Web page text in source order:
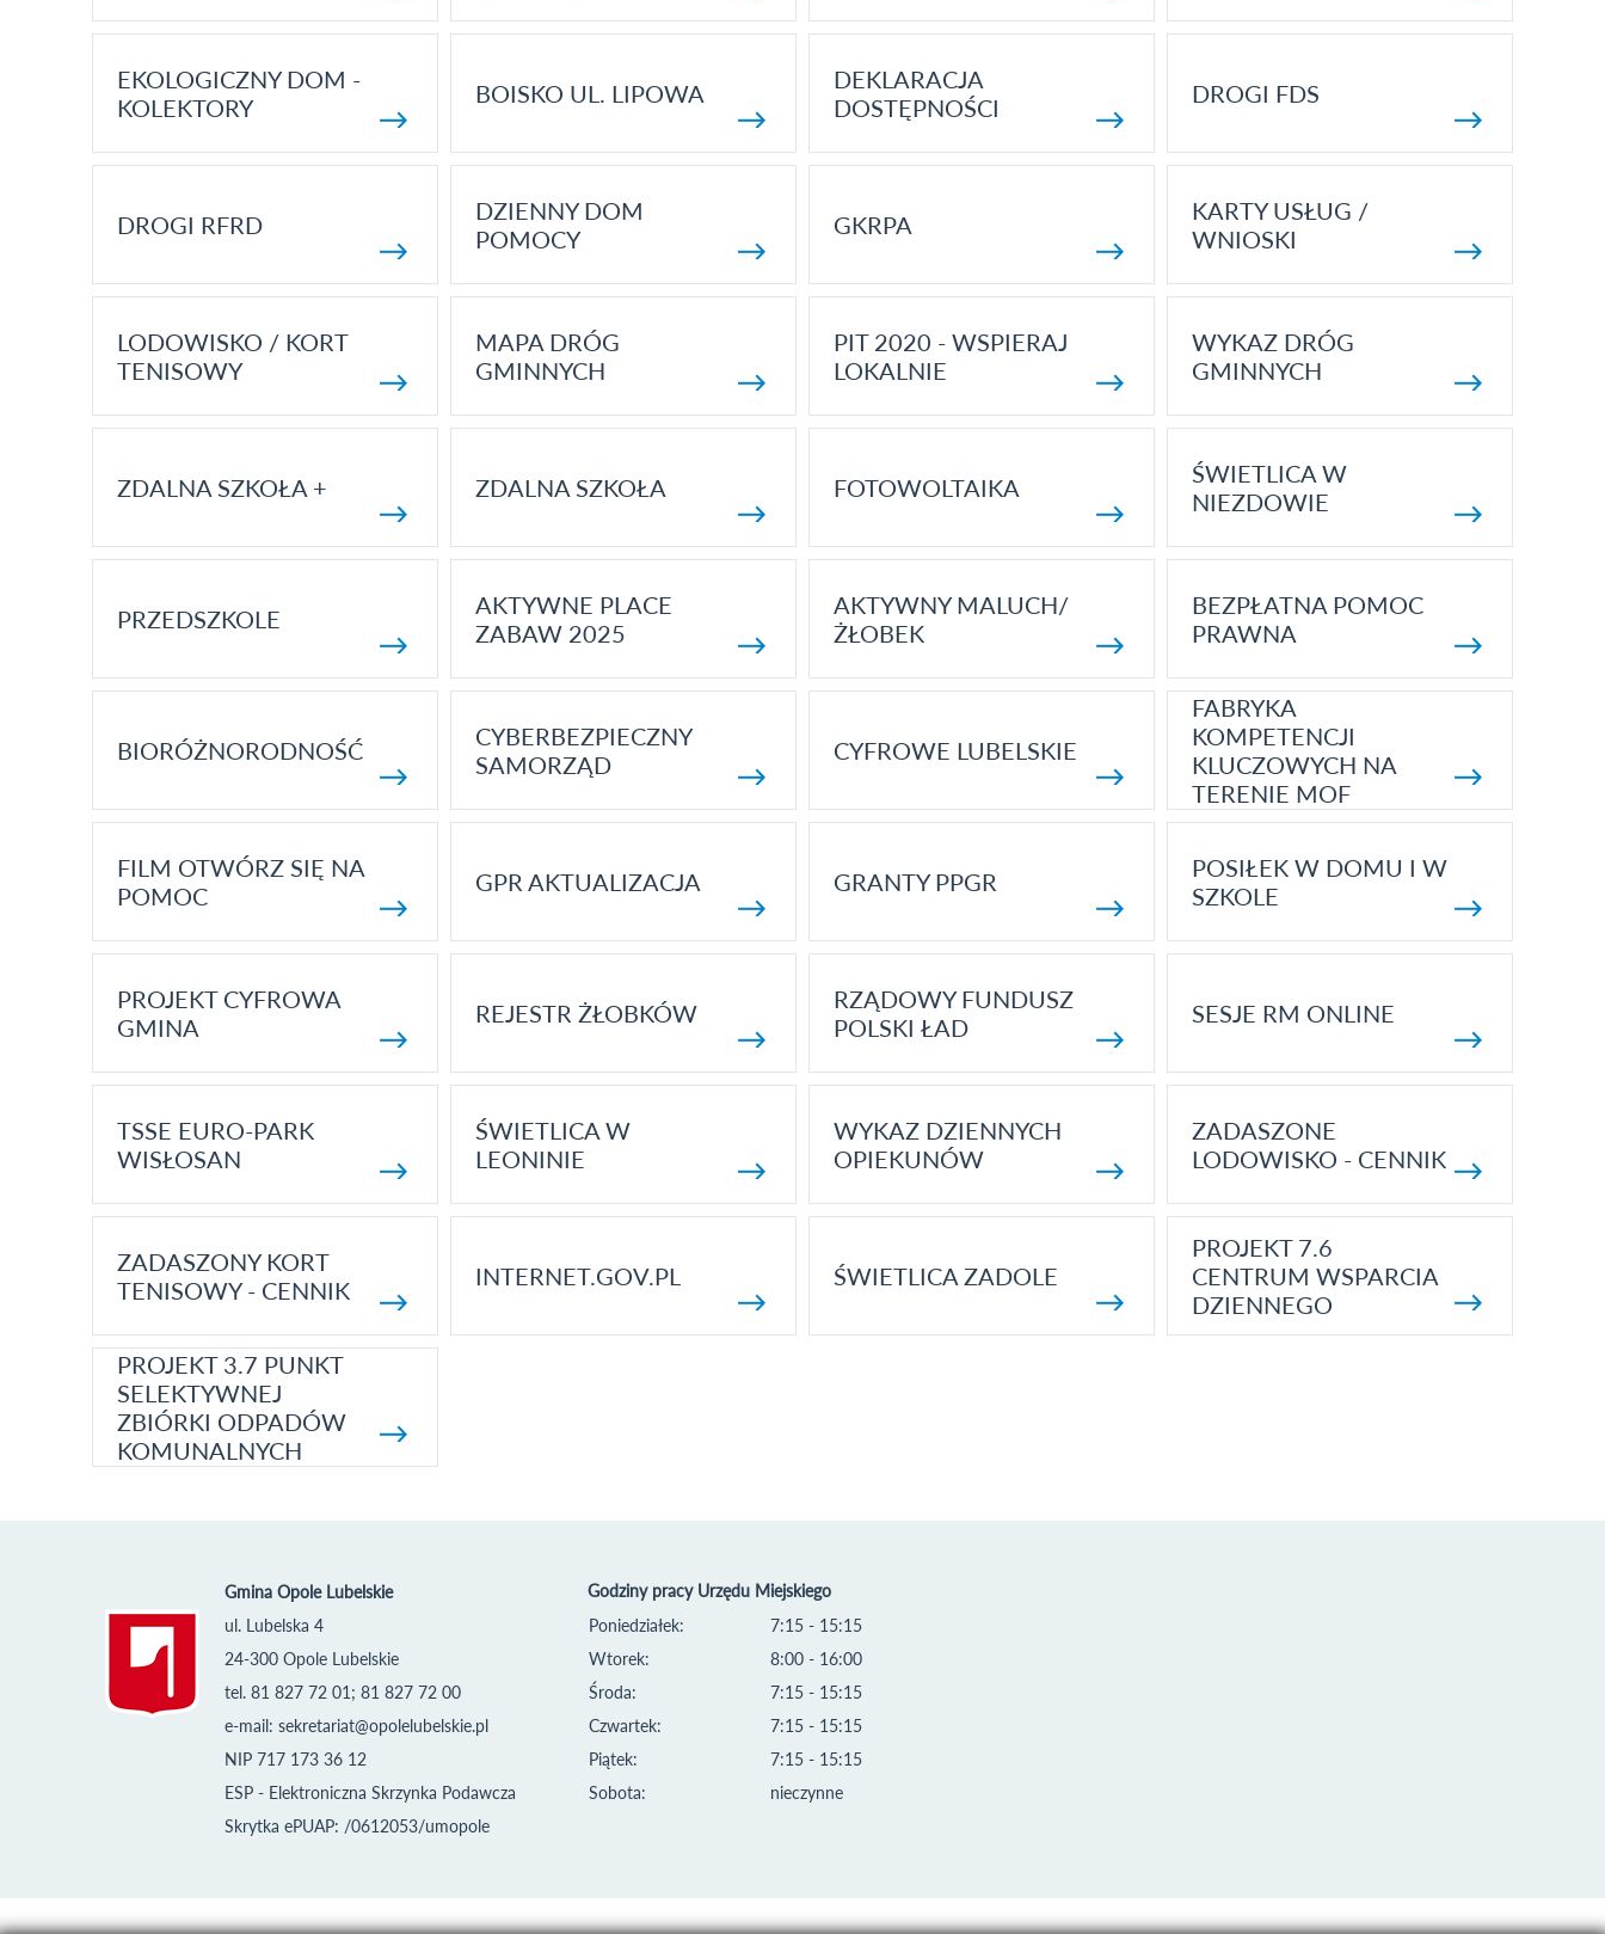
EKOLOGICZNY DOM -
KOLEKTORY
BOISKO UL. LIPOWA
DEKLARACJA
DOSTĘPNOŚCI
DROGI FDS
DROGI RFRD
DZIENNY DOM
POMOCY
GKRPA
KARTY USŁUG /
WNIOSKI
LODOWISKO / KORT
TENISOWY
MAPA DRÓG
GMINNYCH
PIT 2020 - WSPIERAJ
LOKALNIE
WYKAZ DRÓG
GMINNYCH
ZDALNA SZKOŁA + ZDALNA SZKOŁA FOTOWOLTAIKA
ŚWIETLICA W
NIEZDOWIE
PRZEDSZKOLE
AKTYWNE PLACE
ZABAW 2025
AKTYWNY MALUCH/
ŻŁOBEK
BEZPŁATNA POMOC
PRAWNA
BIORÓŻNORODNOŚĆ
CYBERBEZPIECZNY
SAMORZĄD
CYFROWE LUBELSKIE
FABRYKA
KOMPETENCJI
KLUCZOWYCH NA
TERENIE MOF
FILM OTWÓRZ SIĘ NA
POMOC
GPR AKTUALIZACJA GRANTY PPGR
POSIŁEK W DOMU I W
SZKOLE
PROJEKT CYFROWA
GMINA
REJESTR ŻŁOBKÓW
RZĄDOWY FUNDUSZ
POLSKI ŁAD
SESJE RM ONLINE
TSSE EURO-PARK
WISŁOSAN
ŚWIETLICA W
LEONINIE
WYKAZ DZIENNYCH
OPIEKUNÓW
ZADASZONE
LODOWISKO - CENNIK
ZADASZONY KORT
TENISOWY - CENNIK
INTERNET.GOV.PL ŚWIETLICA ZADOLE
PROJEKT 7.6
CENTRUM WSPARCIA
DZIENNEGO
PROJEKT 3.7 PUNKT
SELEKTYWNEJ
ZBIÓRKI ODPADÓW
KOMUNALNYCH
Gmina Opole Lubelskie
ul. Lubelska 4
24-300 Opole Lubelskie
tel. 81 827 72 01; 81 827 72 00
e-mail: sekretariat@opolelubelskie.pl
NIP 717 173 36 12
ESP - Elektroniczna Skrzynka Podawcza
Skrytka ePUAP: /0612053/umopole
Godziny pracy Urzędu Miejskiego
Poniedziałek:
Wtorek:
Środa:
Czwartek:
Piątek:
Sobota:
7:15 - 15:15
8:00 - 16:00
7:15 - 15:15
7:15 - 15:15
7:15 - 15:15
nieczynne